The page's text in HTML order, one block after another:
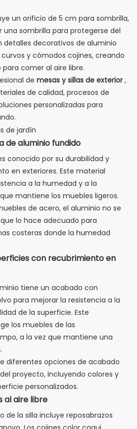
un orificio de 5 cm para sombrilla,
sombrilla para protegerse del
detalles decorativos de aluminio
y cómodos cojines, creando
comer al aire libre.
de mesas y sillas de exterior ,
de calidad, procesos de
personalizadas para
de aluminio fundido
conocido por su durabilidad y
en exteriores. Este material
a la humedad y a la
mantiene los muebles ligeros.
de acero, el aluminio no se
lo hace adecuado para
costeras donde la humedad
con recubrimiento en
tiene un acabado con
para mejorar la resistencia a la
de la superficie. Este
los muebles de las
a la vez que mantiene una
diferentes opciones de acabado
proyecto, incluyendo colores y
personalizados.
al aire libre
de la silla incluye reposabrazos